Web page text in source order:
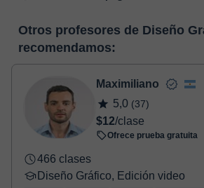
pizarra virtual o el editor de textos a
enlace puedes ver una demo del aula y
virtual
horas, podrás realizar el pago mediante
Tienes dos opciones para efectuar el pago:
- Tarjeta de crédito.
Una vez realices el pago de la clase,
confirmación de la reserva.
Otros profesores de Diseño
recomendamos:
Maximiliano
5,0 (37)
$12/clase
Ofrece prueba gratuita
466 clases
Diseño Gráfico, Edición video